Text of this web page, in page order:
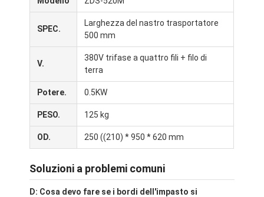
Pasta Sheeter
Tagliapane commerciale
Proiettore di panificazione
Proofing del frigorifero
Forno a scaffale
forno per panetteria commerciale
forno di convezione
SPEC.
Larghezza del nastro trasportatore
500 mm
V.
380V trifase a quattro fili + filo di
terra
Potere. 0.5KW
PESO. 125 kg
OD. 250 ((210) * 950 * 620 mm
Soluzioni a problemi comuni
D: Cosa devo fare se i bordi dell'impasto si